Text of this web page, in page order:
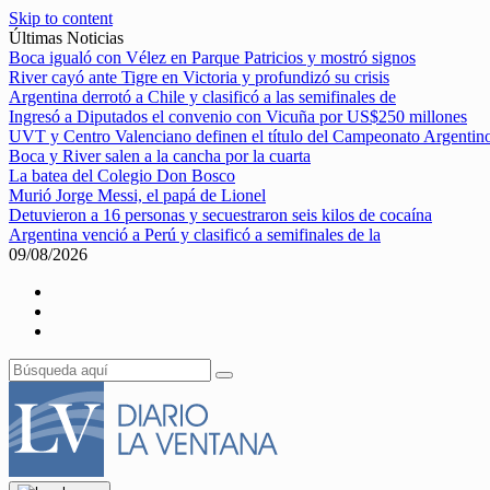
Skip to content
Últimas Noticias
Boca igualó con Vélez en Parque Patricios y mostró signos
River cayó ante Tigre en Victoria y profundizó su crisis
Argentina derrotó a Chile y clasificó a las semifinales de
Ingresó a Diputados el convenio con Vicuña por US$250 millones
UVT y Centro Valenciano definen el título del Campeonato
Boca y River salen a la cancha por la cuarta
La batea del Colegio Don Bosco
Murió Jorge Messi, el papá de Lionel
Detuvieron a 16 personas y secuestraron seis kilos de cocaína
Argentina venció a Perú y clasificó a semifinales de la
09/08/2026